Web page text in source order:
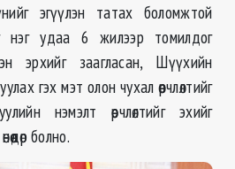
эгүүлэн татах боломжтой
нэг удаа 6 жилээр томилдог
эрхийг заагласан, Шүүхийн
гэх мэт олон чухал өөрчлөлтийг
нэмэлт өөрчлөлтийг эхийг
болно.